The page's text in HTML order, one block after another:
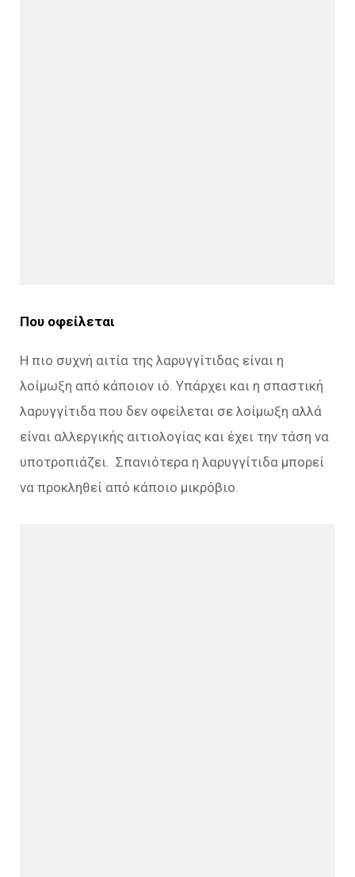
Που οφείλεται
Η πιο συχνή αιτία της λαρυγγίτιδας είναι η
λοίμωξη από κάποιον ιό. Υπάρχει και η σπαστική
λαρυγγίτιδα που δεν οφείλεται σε λοίμωξη αλλά
είναι αλλεργικής αιτιολογίας και έχει την τάση να
υποτροπιάζει. Σπανιότερα η λαρυγγίτιδα μπορεί
να προκληθεί από κάποιο μικρόβιο.